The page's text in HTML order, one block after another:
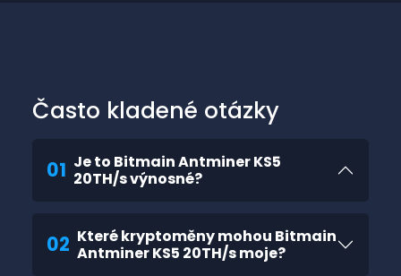
Často kladené otázky
01 Je to Bitmain Antminer KS5
20TH/s výnosné?
02 Které kryptoměny mohou Bitmain
Antminer KS5 20TH/s moje?